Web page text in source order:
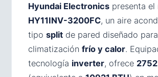
Hyundai Electronics presenta el
HY11INV-3200FC, un aire
tipo split de pared diseñado para
climatización frío y calor.
tecnología inverter, ofrece